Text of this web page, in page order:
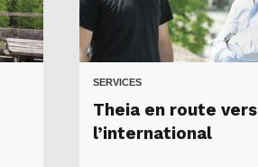
SERVICES
Theia en route vers
l’international